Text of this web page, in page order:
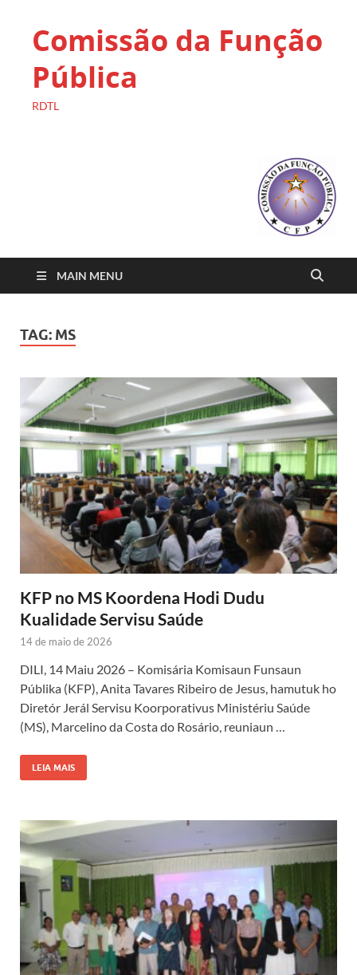
Comissão da Função
Pública
RDTL
MAIN MENU
TAG: MS
KFP no MS Koordena Hodi Dudu
Kualidade Servisu Saúde
14 de maio de 2026
DILI, 14 Maiu 2026 – Komisária Komisaun Funsaun
Públika (KFP), Anita Tavares Ribeiro de Jesus, hamutuk ho
Diretór Jerál Servisu Koorporativus Ministériu Saúde
(MS), Marcelino da Costa do Rosário, reuniaun …
LEIA MAIS